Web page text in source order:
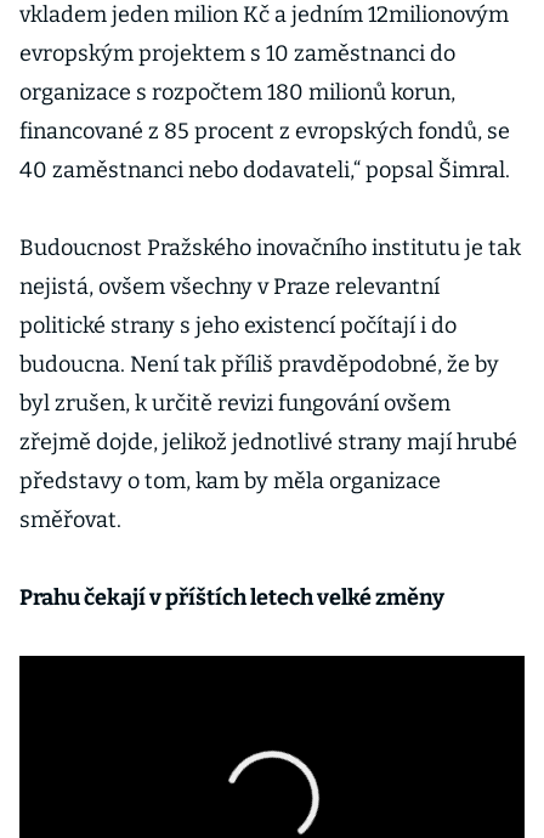
vkladem jeden milion Kč a jedním 12milionovým
evropským projektem s 10 zaměstnanci do
organizace s rozpočtem 180 milionů korun,
financované z 85 procent z evropských fondů, se
40 zaměstnanci nebo dodavateli,“ popsal Šimral.
Budoucnost Pražského inovačního institutu je tak
nejistá, ovšem všechny v Praze relevantní
politické strany s jeho existencí počítají i do
budoucna. Není tak příliš pravděpodobné, že by
byl zrušen, k určitě revizi fungování ovšem
zřejmě dojde, jelikož jednotlivé strany mají hrubé
představy o tom, kam by měla organizace
směřovat.
Prahu čekají v příštích letech velké změny